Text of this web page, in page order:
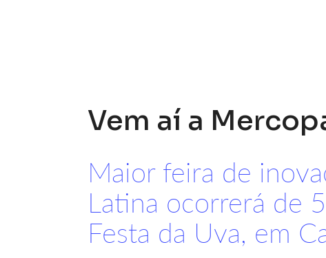
Vem aí a
Maior feira de
Latina ocorrerá de
Festa da Uva, em